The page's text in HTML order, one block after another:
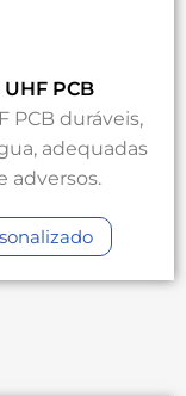
PCB
PCB duráveis,
adequadas
adversos.